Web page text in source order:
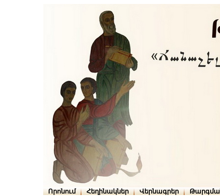
Որոնում Հեղինակներ Վերնագրեր